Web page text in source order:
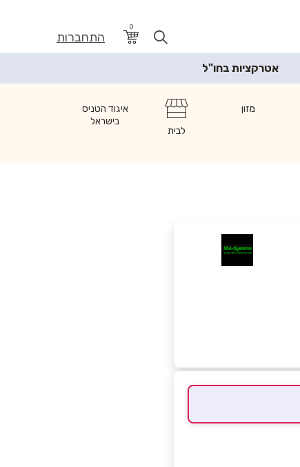
0
התחברות
אטרקציות בחו"ל
מזון
לבית
איגוד הטניס
בישראל